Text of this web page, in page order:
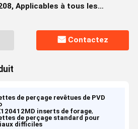
Applicables à tous les
à l'exception des
Contactez
de perçage revêtues de PVD
inserts de forage,
de perçage standard pour
difficiles